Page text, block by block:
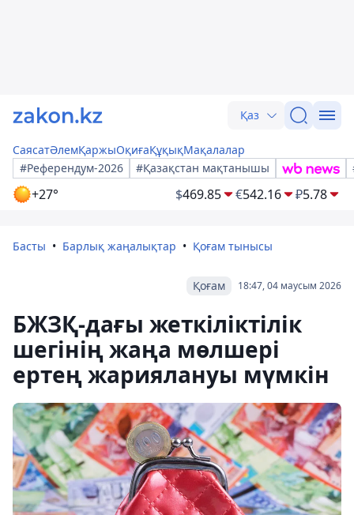
Қаз
СаясатӘлемҚаржыОқиғаҚұқықМақалалар
#Референдум-2026
#Қазақстан мақтанышы
+27° $469.85 €542.16 ₽5.78
Басты Барлық жаңалықтар Қоғам тынысы
18:47, 04 маусым 2026
Қоғам
БЖЗҚ-дағы жеткіліктілік
шегінің жаңа мөлшері
ертең жариялануы мүмкін